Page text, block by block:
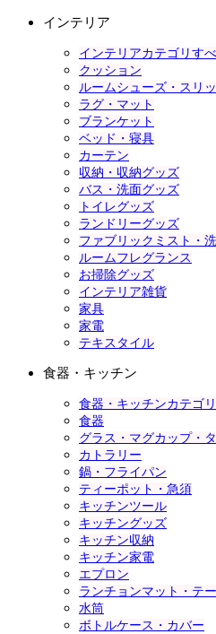
インテリア
インテリアカテゴリす
クッション
ルームシューズ・スリ
ラグ・マット
ブランケット
ベッド・寝具
カーテン
収納・収納グッズ
バス・洗面グッズ
トイレグッズ
ランドリーグッズ
ファブリックミスト・
ルームフレグランス
お掃除グッズ
インテリア雑貨
家具
家電
テキスタイル
食器・キッチン
食器・キッチンカテゴ
食器
グラス・マグカップ・
カトラリー
鍋・フライパン
ティーポット・急須
キッチンツール
キッチングッズ
キッチン収納
キッチン家電
エプロン
ランチョンマット・テ
水筒
ボトルケース・カバー